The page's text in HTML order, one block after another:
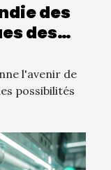
des
des
l'avenir de
possibilités